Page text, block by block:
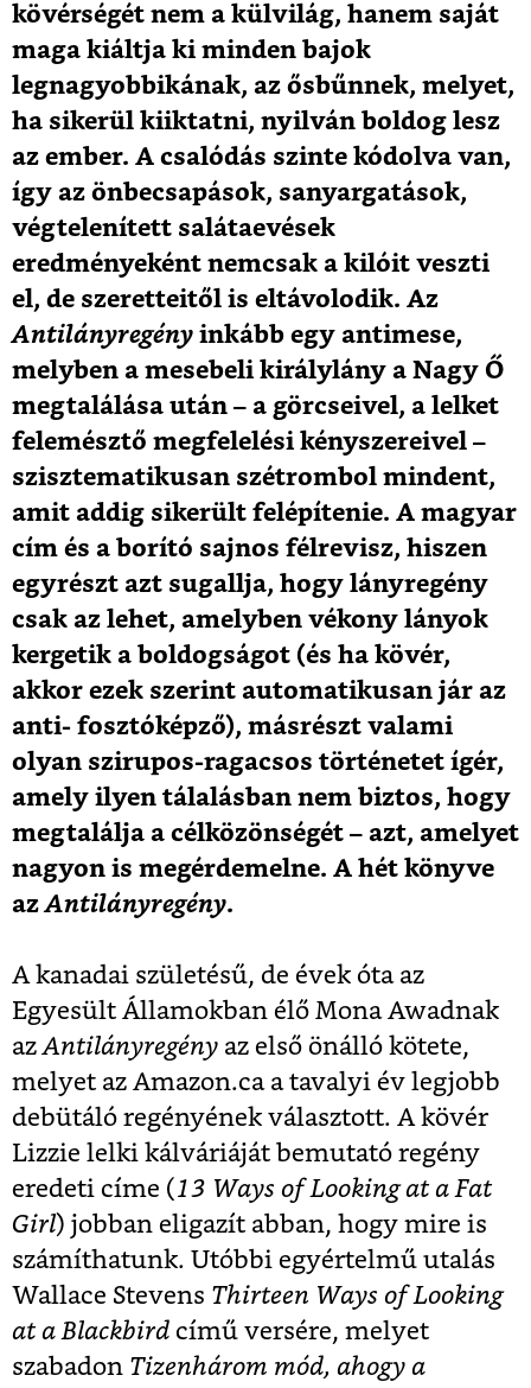
kövérségét nem a külvilág, hanem saját
maga kiáltja ki minden bajok
legnagyobbikának, az ősbűnnek, melyet,
ha sikerül kiiktatni, nyilván boldog lesz
az ember. A csalódás szinte kódolva van,
így az önbecsapások, sanyargatások,
végtelenített salátaevések
eredményeként nemcsak a kilóit veszti
el, de szeretteitől is eltávolodik. Az
Antilányregény inkább egy antimese,
melyben a mesebeli királylány a Nagy Ő
megtalálása után – a görcseivel, a lelket
felemésztő megfelelési kényszereivel –
szisztematikusan szétrombol mindent,
amit addig sikerült felépítenie. A magyar
cím és a borító sajnos félrevisz, hiszen
egyrészt azt sugallja, hogy lányregény
csak az lehet, amelyben vékony lányok
kergetik a boldogságot (és ha kövér,
akkor ezek szerint automatikusan jár az
anti- fosztóképző), másrészt valami
olyan szirupos-ragacsos történetet ígér,
amely ilyen tálalásban nem biztos, hogy
megtalálja a célközönségét – azt, amelyet
nagyon is megérdemelne. A hét könyve
azAntilányregény.
A kanadai születésű, de évek óta az
Egyesült Államokban élő Mona Awadnak
az Antilányregény az első önálló kötete,
melyet az Amazon.ca a tavalyi év legjobb
debütáló regényének választott. A kövér
Lizzie lelki kálváriáját bemutató regény
eredeti címe ( 13 Ways of Looking at a Fat
Girl) jobban eligazít abban, hogy mire is
számíthatunk. Utóbbi egyértelmű utalás
Wallace Stevens Thirteen Ways of Looking
at a Blackbird című versére, melyet
szabadon Tizenhárom mód, ahogy a